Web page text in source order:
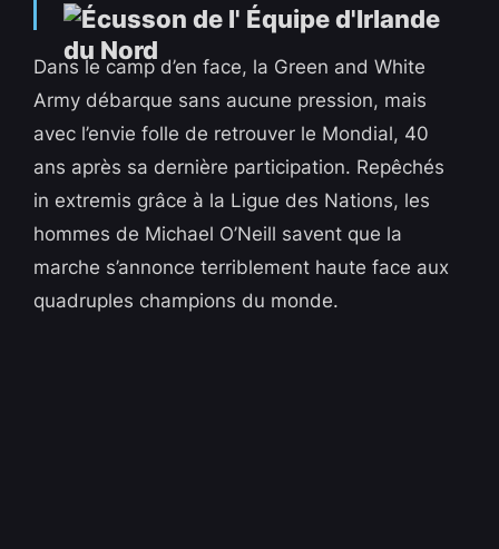
Dans le camp d’en face, la Green and White
Army débarque sans aucune pression, mais
avec l’envie folle de retrouver le Mondial, 40
ans après sa dernière participation. Repêchés
in extremis grâce à la Ligue des Nations, les
hommes de Michael O’Neill savent que la
marche s’annonce terriblement haute face aux
quadruples champions du monde.